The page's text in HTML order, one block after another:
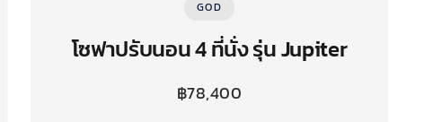
GOD
โซฟาปรับนอน 4 ที่นั่ง รุ่น Jupiter
฿78,400